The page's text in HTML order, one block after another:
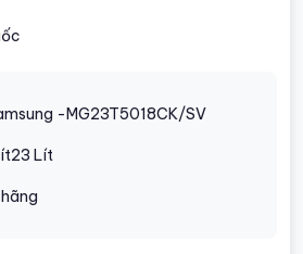
-MG23T5018CK/SV
Lít